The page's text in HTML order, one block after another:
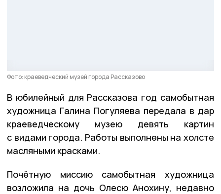
Фото: краеведческий музей города Рассказово
В юбилейный для Рассказова год самобытная
художница Галина Погуляева передала в дар
краеведческому музею девять картин
с видами города. Работы выполнены на холсте
масляными красками.
Почётную миссию самобытная художница
возложила на дочь Олесю Анохину, недавно